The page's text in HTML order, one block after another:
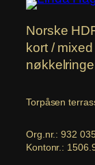
Norske
kort /
Torpåsen
Org.nr.: 932
Kontonr.: